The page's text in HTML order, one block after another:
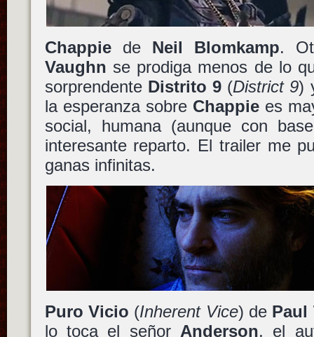
Chappiede Neil Blomkamp.
Vaughn se prodiga menos de lo
sorprendente Distrito 9 (District 9)
la esperanza sobre Chappiees
social, humana (aunque con
interesante reparto. El trailer me
ganas infinitas.
Puro Vicio (Inherent Vice) de Paul
lo toca el señor Anderson, el